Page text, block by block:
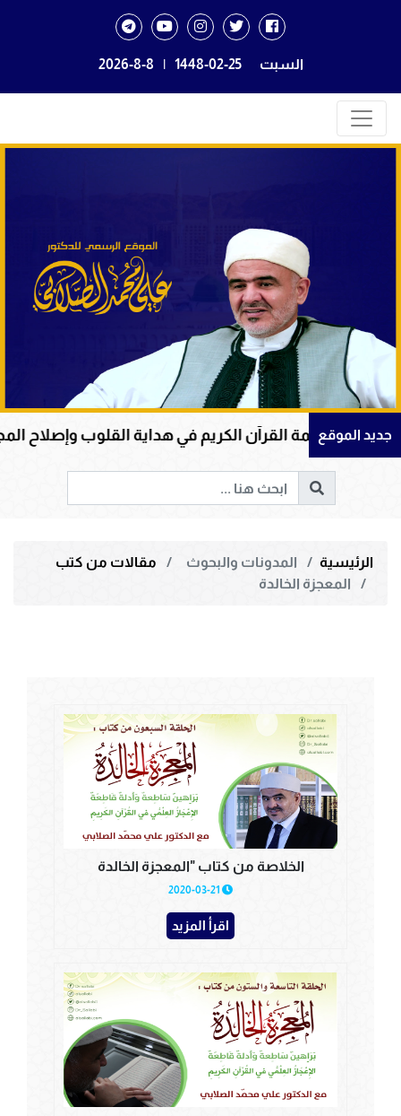
السبت 1448-02-25
|
2026-8-8
جديد الموقعالكريم في هداية القلوب وإصلاح المجتمعات وقيادة
الرئيسية المدونات والبحوث
مقالات من كتب
المعجزة الخالدة
الخلاصة من كتاب "المعجزة الخالدة
اقرأ المزيد